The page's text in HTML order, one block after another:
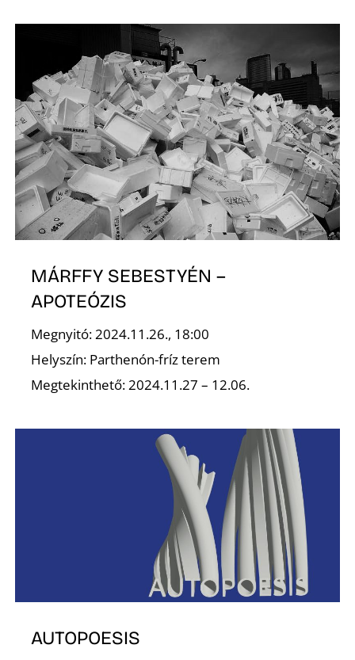
MÁRFFY SEBESTYÉN –
APOTEÓZIS
Megnyitó: 2024.11.26., 18:00
Helyszín: Parthenón-fríz terem
Megtekinthető: 2024.11.27 – 12.06.
AUTOPOESIS